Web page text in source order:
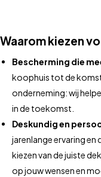
Waarom kiezen
Bescherming die
koophuis tot de
onderneming: wij
in de toekomst.
Deskundig en
jarenlange ervaring en
kiezen van de juiste
op jouw wensen en